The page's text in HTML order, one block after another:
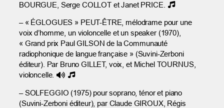
BOURGUE, Serge COLLOT et Janet PRICE.
– « ÉGLOGUES » PEUT-ÊTRE, mélodrame pour une
voix d’homme, un violoncelle et un speaker (1970),
« Grand prix Paul GILSON de la Communauté
radiophonique de langue française » (Suvini-Zerboni
éditeur). Par Bruno GILLET, voix, et Michel TOURNUS,
violoncelle.
– SOLFEGGIO (1975) pour soprano, ténor et piano
(Suvini-Zerboni éditeur), par Claude GIROUX, Régis